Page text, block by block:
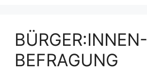
BÜRGER:INNEN-
BEFRAGUNG